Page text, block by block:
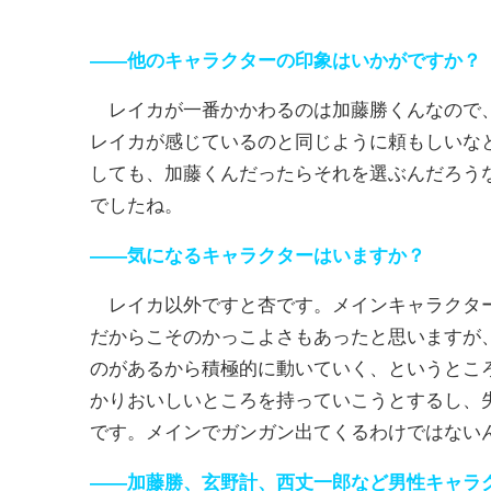
――他のキャラクターの印象はいかがですか？
レイカが一番かかわるのは加藤勝くんなので
レイカが感じているのと同じように頼もしい
しても、加藤くんだったらそれを選ぶんだろ
でしたね。
――気になるキャラクターはいますか？
レイカ以外ですと杏です。メインキャラクタ
だからこそのかっこよさもあったと思います
のがあるから積極的に動いていく、というと
かりおいしいところを持っていこうとするし
です。メインでガンガン出てくるわけではな
――加藤勝、玄野計、西丈一郎など男性キャラ